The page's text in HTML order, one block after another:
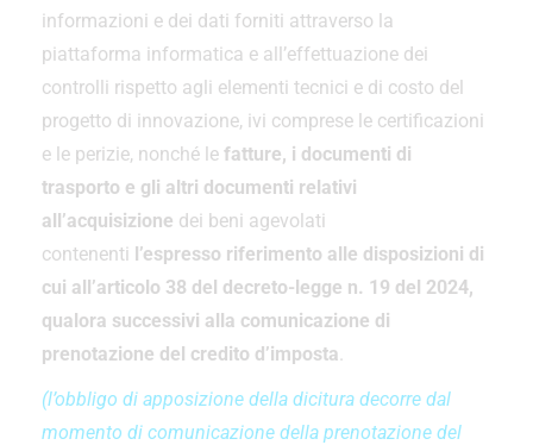
informazioni e dei dati forniti attraverso la
piattaforma informatica e all’effettuazione dei
controlli rispetto agli elementi tecnici e di costo del
progetto di innovazione, ivi comprese le certificazioni
e le perizie, nonché le fatture, i documenti di
trasporto e gli altri documenti relativi
all’acquisizione dei beni agevolati
contenenti l’espresso riferimento alle disposizioni di
cui all’articolo 38 del decreto-legge n. 19 del 2024,
qualora successivi alla comunicazione di
prenotazione del credito d’imposta.
(l’obbligo di apposizione della dicitura decorre dal
momento di comunicazione della prenotazione del